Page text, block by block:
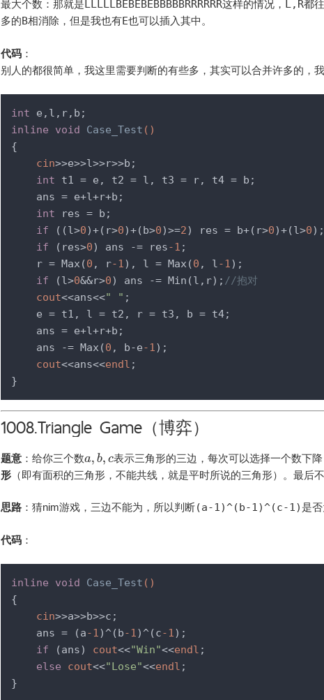
最大个数：那就是 LLLLLBEBEBEBBBBBRRRRRR这样的情况， L,R都
多的B相消除，但是我也有E也可以插入其中。
代码 ：
别人的都很简单，我这里需要判断的有些多，其实可以合并许多的，
int
inline
void Case_Test ()
{
cin>>e>>l>>r>>b;
int t1 = e, t2 = l, t3 = r, t4 = b;
    ans = e+l+r+b;
int res = b;
if ((l>0)+(r>0)+(b>0)>=2) res = b+(r>0)+(l>0);
if (res>0) ans -= res-1 ;
    r = Max(
0 , r-1), l = Max(0 , l-1);
if (l>0&&r>0) ans -= Min(l,r); //抱对
cout<<ans<<" " ;
    e = t1, l = t2, r = t3, b = t4;
    ans = e+l+r+b;
    ans -= Max(
0 , b-e-1);
cout<<ans<<endl ;
}
1008.Triangle Game（博弈）
题意 ：给你三个数 表示三角形的三边，每次可以选择一个数下
形 （即有面积的三角形，不能共线，就是平时所说的三角形）。最后不
思路 ：猜nim游戏，三边不能为，所以判断(a-1)^(b-1)^(c-1) 是
代码 ：
inline void Case_Test ()
{
cin>>a>>b>>c;
    ans = (a
-1)^(b-1)^(c-1);
if (ans) cout<<"Win"<<endl ;
else
cout<<"Lose"<<endl ;
}